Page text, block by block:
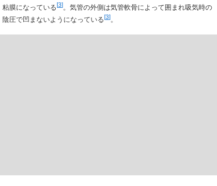
粘膜になっている [3] 。気管の外側は気管軟骨によって囲まれ吸気時の
陰圧で凹まないようになっている[3]。